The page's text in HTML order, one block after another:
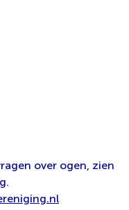
over ogen, zien